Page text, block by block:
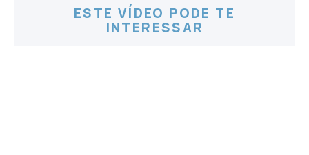
ESTE VÍDEO PODE TE
INTERESSAR